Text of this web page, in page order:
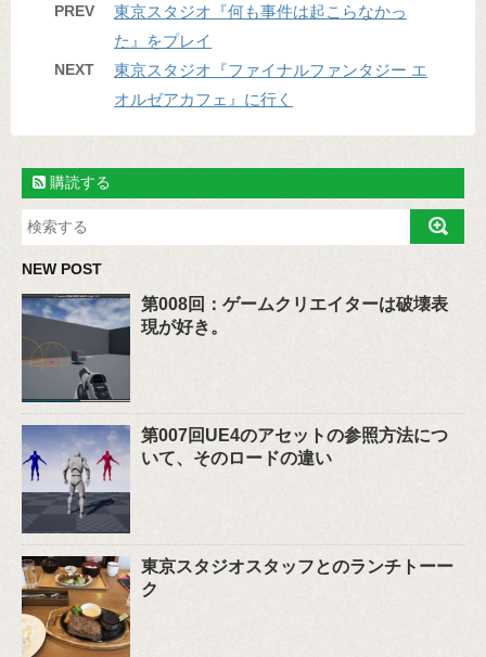
PREV
東京スタジオ『何も事件は起こらなかっ
た』をプレイ
NEXT
東京スタジオ『ファイナルファンタジー エ
オルゼアカフェ』に行く
購読する
NEW POST
第008回：ゲームクリエイターは破壊表
現が好き。
第007回UE4のアセットの参照方法につ
いて、そのロードの違い
東京スタジオスタッフとのランチトーー
ク